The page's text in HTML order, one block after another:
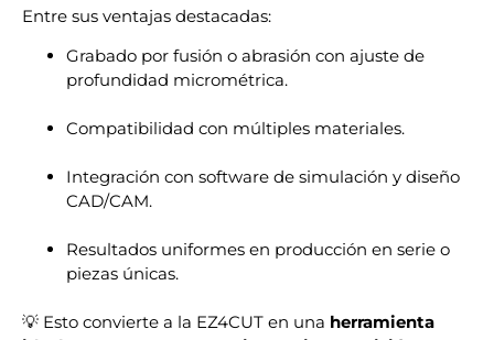
Entre sus ventajas destacadas:
Grabado por fusión o abrasión con ajuste de
profundidad micrométrica.
Compatibilidad con múltiples materiales.
Integración con software de simulación y diseño
CAD/CAM.
Resultados uniformes en producción en serie o
piezas únicas.
💡 Esto convierte a la EZ4CUT en una herramienta